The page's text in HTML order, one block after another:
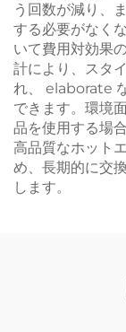
う回数が減り、
する必要がなく
いて費用対効果
計により、スタ
れ、 elaborate
できます。環境
品を使用する場
高品質なホット
め、長期的に交
します。